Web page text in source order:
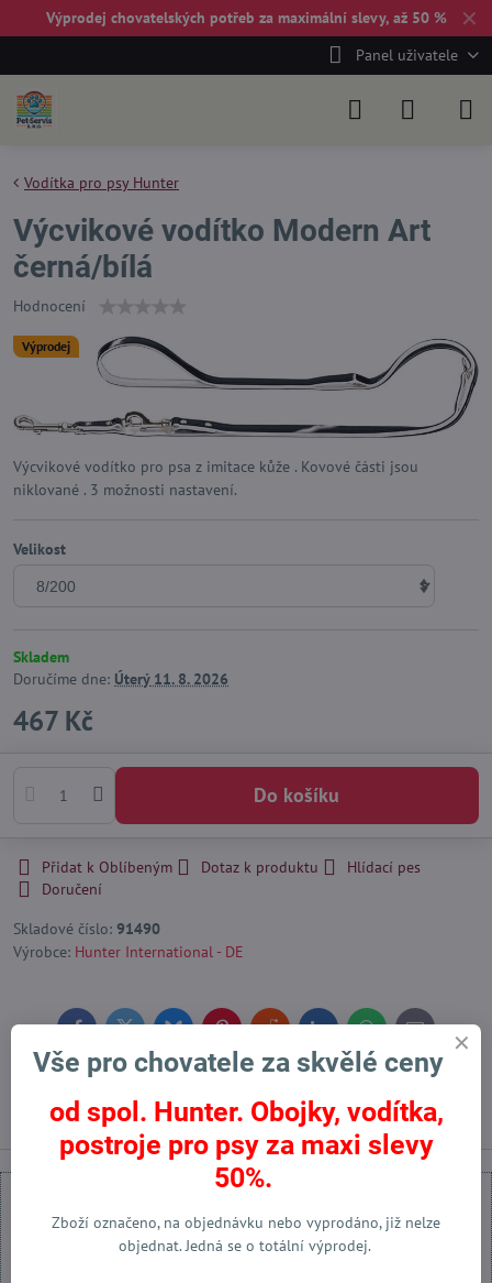
✕
Výprodej chovatelských potřeb za maximální slevy, až 50 %
Panel uživatele
Výprodej
Vodítka pro psy Hunter
Výcvikové vodítko Modern Art
černá/bílá
Hodnocení
Výcvikové vodítko pro psa z imitace kůže . Kovové části jsou
niklované . 3 možnosti nastavení.
Velikost
Skladem
Doručíme dne: Úterý11. 8. 2026
467 Kč
Do košíku
Přidat k Oblíbeným Dotaz k produktu
Hlídací pes
Doručení
Skladové číslo: 91490
Výrobce: Hunter International - DE
Vše pro chovatele za skvělé ceny
od spol. Hunter. Obojky, vodítka,
postroje pro psy za maxi slevy
50%.
Zboží označeno, na objednávku nebo vyprodáno, již nelze
objednat. Jedná se o totální výprodej.